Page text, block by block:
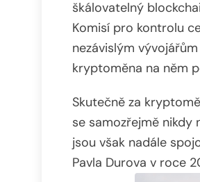
škálovatelný
Komisí pro kontrolu
nezávislým
kryptoměna na něm
Skutečně za
se samozřejmě nikdy
jsou však nadále
Pavla Durova v roce